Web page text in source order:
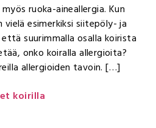
ruoka-aineallergia. Kun
vielä esimerkiksi siitepöly- ja
suurimmalla osalla koirista
onko koiralla allergioita?
allergioiden tavoin. […]
koirilla